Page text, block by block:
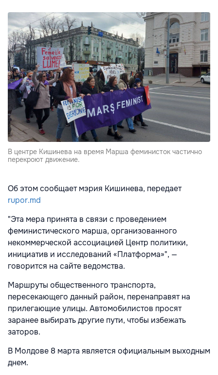
В центре Кишинева на время Марша феминисток частично
перекроют движение.
Об этом сообщает мэрия Кишинева, передает
rupor.md
"Эта мера принята в связи с проведением
феминистического марша, организованного
некоммерческой ассоциацией Центр политики,
инициатив и исследований «Платформа»", —
говорится на сайте ведомства.
Маршруты общественного транспорта,
пересекающего данный район, перенаправят на
прилегающие улицы. Автомобилистов просят
заранее выбирать другие пути, чтобы избежать
заторов.
В Молдове 8 марта является официальным выходным
днем.